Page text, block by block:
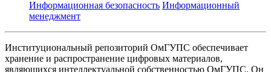
Информационная безопасность Информационный
менеджмент
Институциональный репозиторий ОмГУПС обеспечивает
хранение и распространение цифровых материалов,
являющихся интеллектуальной собственностью ОмГУПС. Он